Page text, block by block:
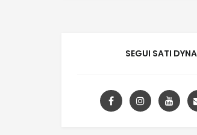
SEGUI SATI